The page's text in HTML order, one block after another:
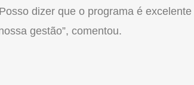
dizer que o programa é excelente
gestão”, comentou.